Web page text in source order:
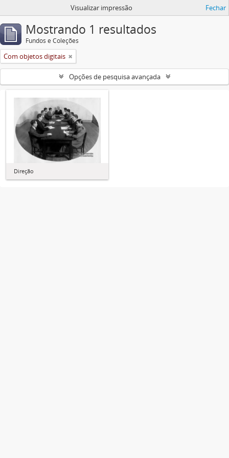
Visualizar impressão Fechar
Mostrando 1 resultados
Fundos e Coleções
Com objetos digitais
Opções de pesquisa avançada
Direção